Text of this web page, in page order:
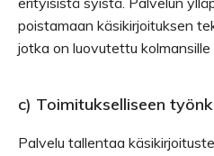
poistamaan käsikirjoituksen
jotka on luovutettu kolmansille
c) Toimitukselliseen
Palvelu tallentaa